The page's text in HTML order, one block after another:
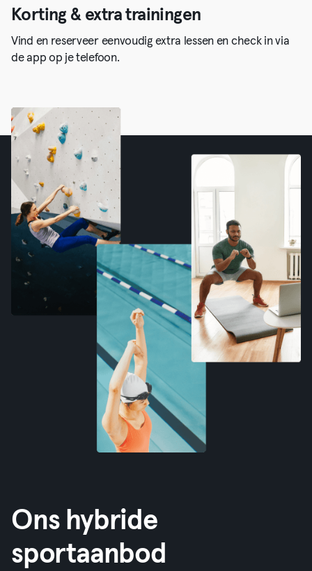
Korting & extra trainingen
Vind en reserveer eenvoudig extra lessen en check in via
de app op je telefoon.
Ons hybride
sportaanbod